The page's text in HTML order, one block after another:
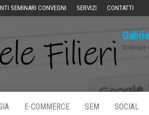
SEMINARI CONVEGNI SERVIZI CONTATTI
Strategie
E-COMMERCE SEM SOCIAL